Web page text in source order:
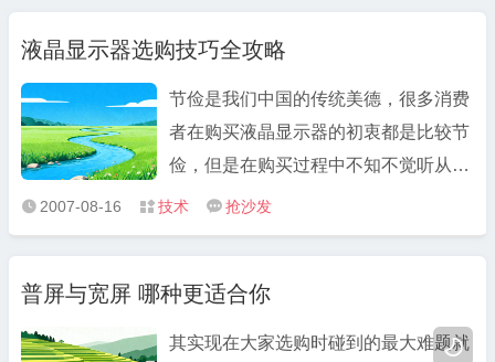

用和17寸（4：3）液晶相同的
1280X1024的分辨率，而是与19 ...
液晶显示器选购技巧全攻略
节俭是我们中国的传统美德，很多消费
者在购买液晶显示器的初衷都是比较节
俭，但是在购买过程中不知不觉听从商
家的宣传和随着眼花缭乱的产品就变得
非常茫然，不知该如何挑选，不知不觉
洋；其实作为一个消费者，拥有自己的
消费观念是非常重要的，下面本文 ...
 2007-08-16  技术  抢沙发
普屏与宽屏 哪种更适合你
其实现在大家选购时碰到的最大难题就